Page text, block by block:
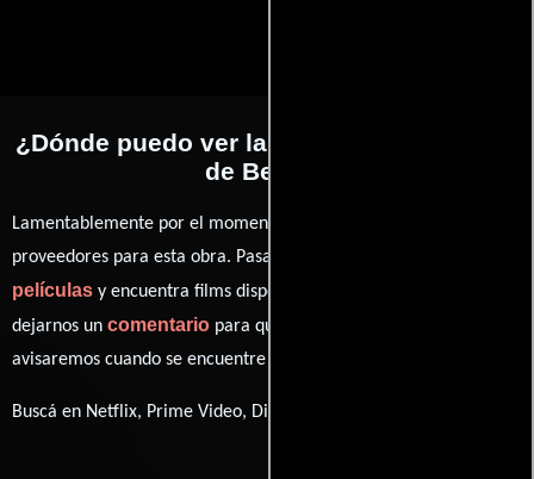
¿Dónde puedo ver la películas El expreso
de Berlín?
Lamentablemente por el momento no contamos con enlaces a
proveedores para esta obra. Pasa por nuestro catálogo de
películas y encuentra films disponibles. También puedes
dejarnos un comentario para que le demos prioridad y te
avisaremos cuando se encuentre disponible
Buscá en Netflix, Prime Video, Disney+